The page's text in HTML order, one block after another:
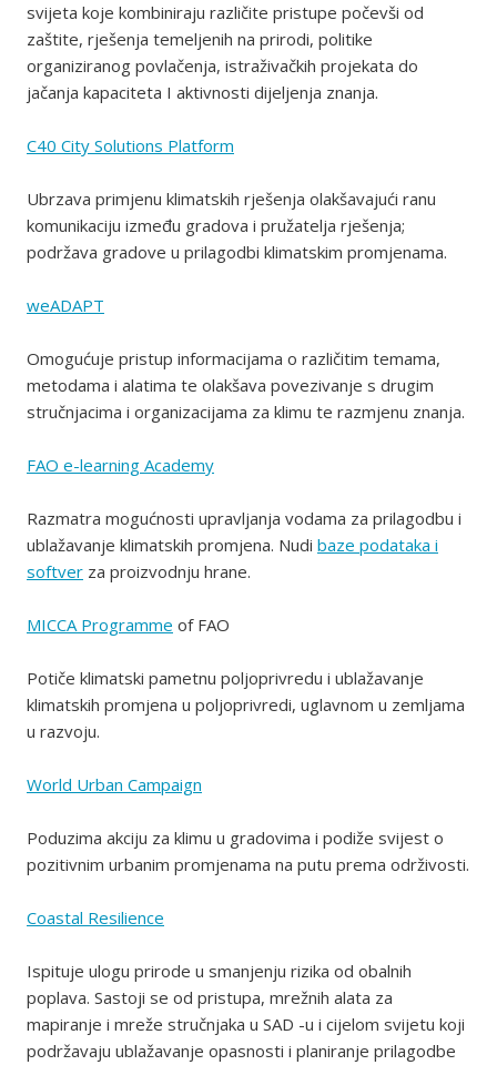
svijeta koje kombiniraju različite pristupe počevši od
zaštite, rješenja temeljenih na prirodi, politike
organiziranog povlačenja, istraživačkih projekata do
jačanja kapaciteta I aktivnosti dijeljenja znanja.
C40 City Solutions Platform
Ubrzava primjenu klimatskih rješenja olakšavajući ranu
komunikaciju između gradova i pružatelja rješenja;
podržava gradove u prilagodbi klimatskim promjenama.
weADAPT
Omogućuje pristup informacijama o različitim temama,
metodama i alatima te olakšava povezivanje s drugim
stručnjacima i organizacijama za klimu te razmjenu znanja.
FAO e-learning Academy
Razmatra mogućnosti upravljanja vodama za prilagodbu i
ublažavanje klimatskih promjena. Nudi baze podataka i
softver za proizvodnju hrane.
MICCA Programme of FAO
Potiče klimatski pametnu poljoprivredu i ublažavanje
klimatskih promjena u poljoprivredi, uglavnom u zemljama
u razvoju.
World Urban Campaign
Poduzima akciju za klimu u gradovima i podiže svijest o
pozitivnim urbanim promjenama na putu prema održivosti.
Coastal Resilience
Ispituje ulogu prirode u smanjenju rizika od obalnih
poplava. Sastoji se od pristupa, mrežnih alata za
mapiranje i mreže stručnjaka u SAD -u i cijelom svijetu koji
podržavaju ublažavanje opasnosti i planiranje prilagodbe